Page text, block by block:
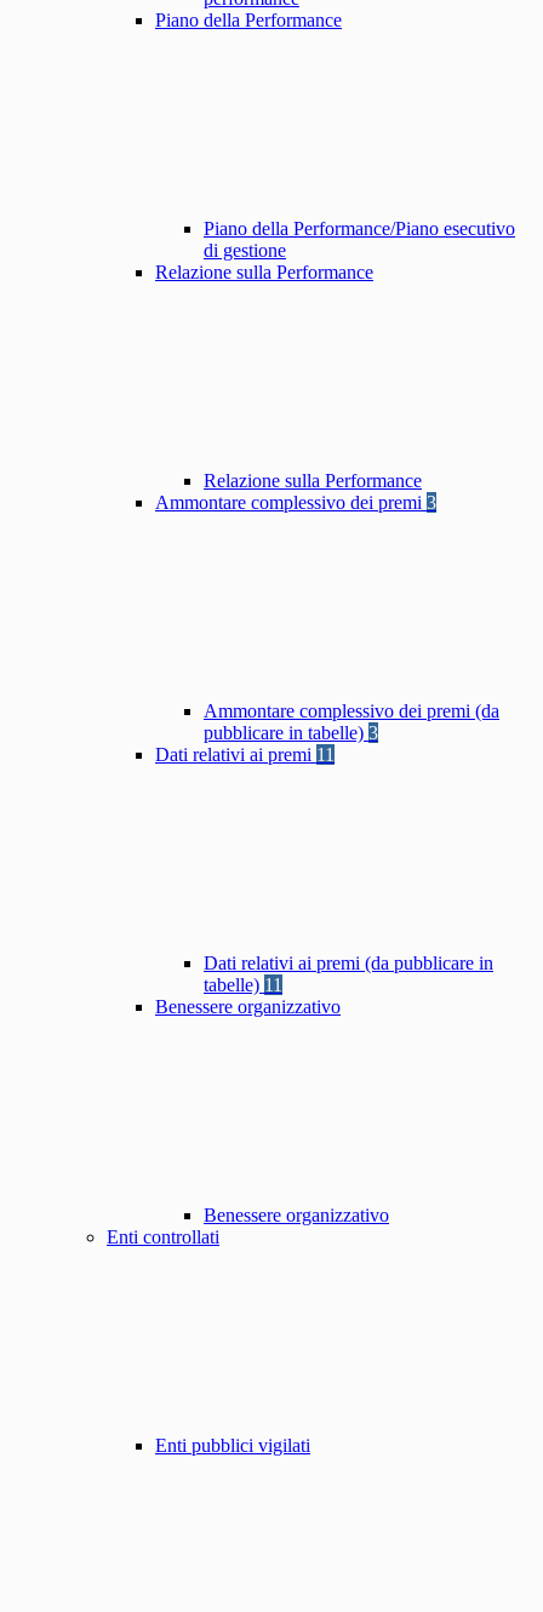
Piano della Performance
Piano della Performance/Piano esecutivo
di gestione
Relazione sulla Performance
Relazione sulla Performance
Ammontare complessivo dei premi 3
Ammontare complessivo dei premi (da
pubblicare in tabelle) 3
Dati relativi ai premi 11
Dati relativi ai premi (da pubblicare in
tabelle) 11
Benessere organizzativo
Benessere organizzativo
Enti controllati
Enti pubblici vigilati